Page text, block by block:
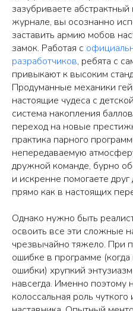
зазубриваете абстрактный
журнале, вы осознанно
заставить армию мобов
замок. Работая с
разработчиков, ребята с
привыкают к высоким
Продуманные механики
настоящие чудеса с
система накопления
переход на новые
практика парного
непередаваемую
дружной команде, бурно
и искренне помогаете друг
прямо как в настоящих
Однако нужно быть
освоить все эти сложные
чрезвычайно тяжело. При
ошибке в программе
ошибки) хрупкий
навсегда. Именно поэтому
колоссальная роль